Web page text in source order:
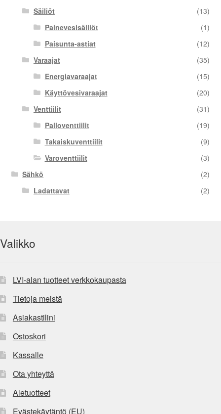
Säiliöt
(13)
Painevesisäiliöt
(1)
Paisunta-astiat
(12)
Varaajat
(35)
Energiavaraajat
(15)
Käyttövesivaraajat
(20)
Venttiilit
(31)
Palloventtiilit
(19)
Takaiskuventtiilit
(9)
Varoventtiilit
(3)
Sähkö
(2)
Ladattavat
(2)
Valikko
LVI-alan tuotteet verkkokaupasta
Tietoja meistä
Asiakastilini
Ostoskori
Kassalle
Ota yhteyttä
Aletuotteet
Evästekäytäntö (EU)